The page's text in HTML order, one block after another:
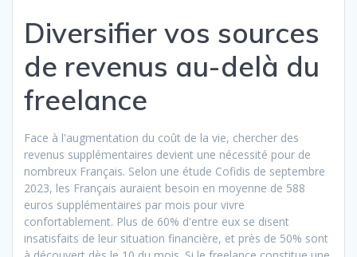
Diversifier vos sources
de revenus au-delà du
freelance
Face à l'augmentation du coût de la vie, chercher des
revenus supplémentaires devient une nécessité pour de
nombreux Français. Selon une étude Cofidis de septembre
2023, les Français auraient besoin en moyenne de 588
euros supplémentaires par mois pour vivre
confortablement. Plus de 60% d'entre eux se disent
insatisfaits de leur situation financière, et près de 50% sont